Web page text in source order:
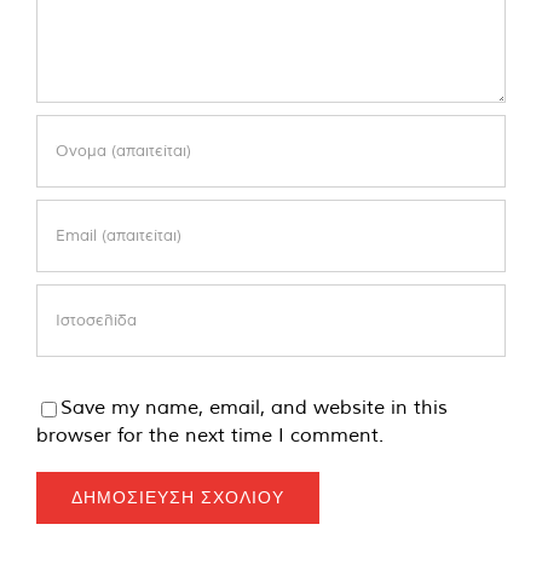
Save my name, email, and website in this
browser for the next time I comment.